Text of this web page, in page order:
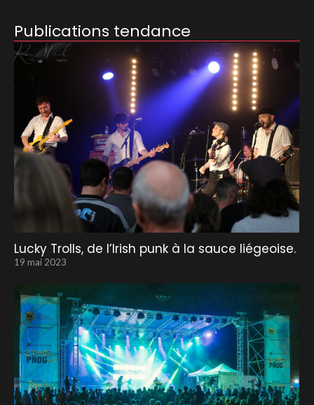
Publications tendance
Lucky Trolls, de l’Irish punk à la sauce liégeoise.
19 mai 2023